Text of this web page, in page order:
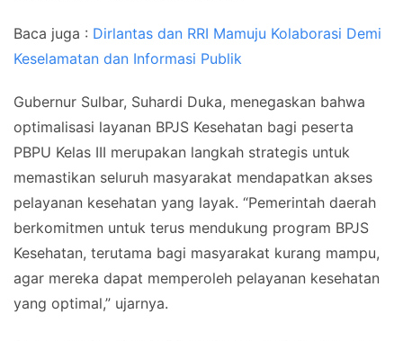
Baca juga : Dirlantas dan RRI Mamuju Kolaborasi Demi
Keselamatan dan Informasi Publik
Gubernur Sulbar, Suhardi Duka, menegaskan bahwa
optimalisasi layanan BPJS Kesehatan bagi peserta
PBPU Kelas III merupakan langkah strategis untuk
memastikan seluruh masyarakat mendapatkan akses
pelayanan kesehatan yang layak. “Pemerintah daerah
berkomitmen untuk terus mendukung program BPJS
Kesehatan, terutama bagi masyarakat kurang mampu,
agar mereka dapat memperoleh pelayanan kesehatan
yang optimal,” ujarnya.